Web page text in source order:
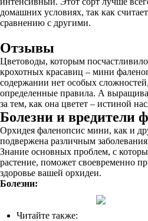
домашних условиях, так как
сравнению с другими.
Отзывы
Цветоводы, которым
крохотных красавиц – мини
содержании нет особых
определенные правила. А
за тем, как она цветет – истиной
Болезни и вредители
Орхидея фаленопсис мини, как и
подвержена различным
Знание основных проблем, с
растение, поможет своевременно
здоровье вашей орхидеи.
Болезни:
Читайте также: